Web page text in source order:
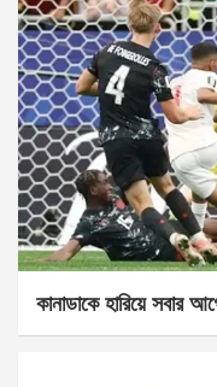
কানাডাকে হারিয়ে সবার